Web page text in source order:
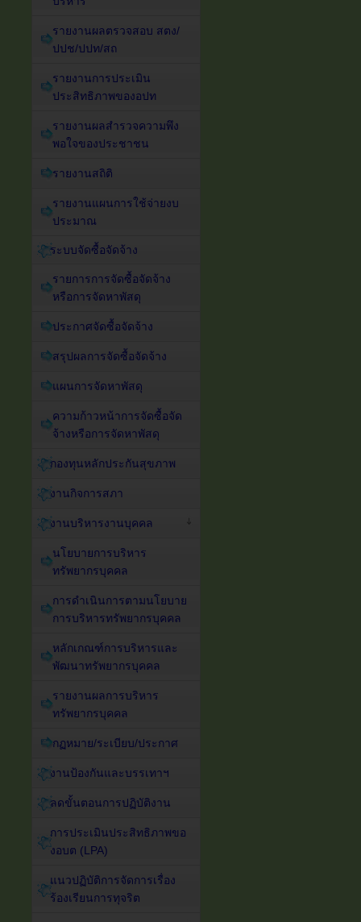
รายงานผลตรวจสอบ สตง/
ปปช/ปปท/สถ
รายงานการประเมิน
ประสิทธิภาพของอปท
รายงานผลสำรวจความพึง
พอใจของประชาชน
รายงานสถิติ
รายงานแผนการใช้จ่ายงบ
ประมาณ
ระบบจัดซื้อจัดจ้าง
รายการการจัดซื้อจัดจ้าง
หรือการจัดหาพัสดุ
ประกาศจัดซื้อจัดจ้าง
สรุปผลการจัดซื้อจัดจ้าง
แผนการจัดหาพัสดุ
ความก้าวหน้าการจัดซื้อจัด
จ้างหรือการจัดหาพัสดุ
กองทุนหลักประกันสุขภาพ
งานกิจการสภา
งานบริหารงานบุคคล
นโยบายการบริหาร
ทรัพยากรบุคคล
การดำเนินการตามนโยบาย
การบริหารทรัพยากรบุคคล
หลักเกณฑ์การบริหารและ
พัฒนาทรัพยากรบุคคล
รายงานผลการบริหาร
ทรัพยากรบุคคล
กฏหมาย/ระเบียบ/ประกาศ
งานป้องกันและบรรเทาฯ
ลดขั้นตอนการปฏิบัติงาน
การประเมินประสิทธิภาพขอ
งอบต (LPA)
แนวปฏิบัติการจัดการเรื่อง
ร้องเรียนการทุจริต